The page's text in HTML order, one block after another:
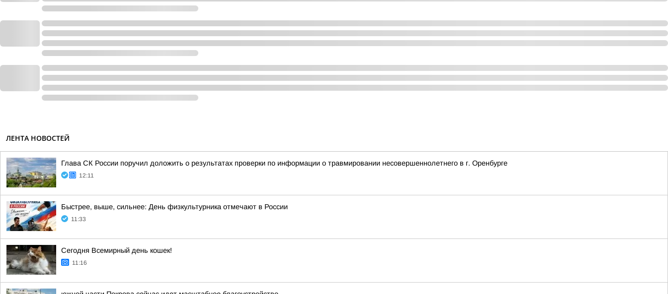
ЛЕНТА НОВОСТЕЙ
Глава СК России поручил доложить о результатах проверки по информации о травмировании несовершеннолетнего в г. Оренбурге
12:11
Быстрее, выше, сильнее: День физкультурника отмечают в России
11:33
Сегодня Всемирный день кошек!
11:16